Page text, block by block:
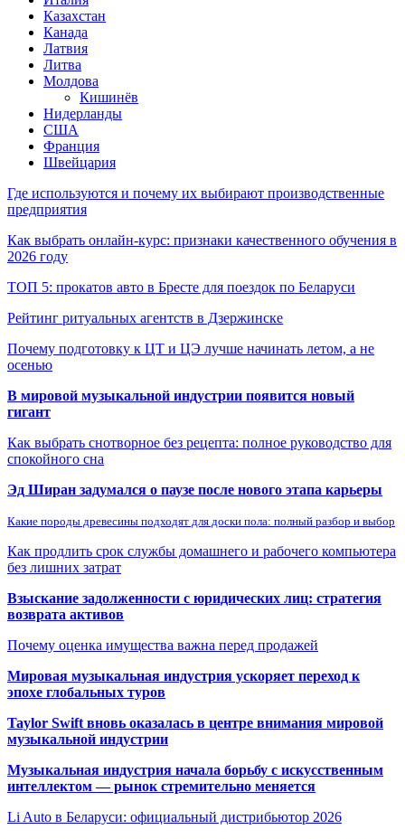
Казахстан
Канада
Латвия
Литва
Молдова
Кишинёв
Нидерланды
США
Франция
Швейцария
Где используются и почему их выбирают производственные
предприятия
Как выбрать онлайн-курс: признаки качественного обучения в
2026 году
ТОП 5: прокатов авто в Бресте для поездок по Беларуси
Рейтинг ритуальных агентств в Дзержинске
Почему подготовку к ЦТ и ЦЭ лучше начинать летом, а не
осенью
В мировой музыкальной индустрии появится новый
гигант
Как выбрать снотворное без рецепта: полное руководство для
спокойного сна
Эд Ширан задумался о паузе после нового этапа карьеры
Какие породы древесины подходят для доски пола: полный разбор и выбор
Как продлить срок службы домашнего и рабочего компьютера
без лишних затрат
Взыскание задолженности с юридических лиц: стратегия
возврата активов
Почему оценка имущества важна перед продажей
Мировая музыкальная индустрия ускоряет переход к
эпохе глобальных туров
Taylor Swift вновь оказалась в центре внимания мировой
музыкальной индустрии
Музыкальная индустрия начала борьбу с искусственным
интеллектом — рынок стремительно меняется
Li Auto в Беларуси: официальный дистрибьютор 2026